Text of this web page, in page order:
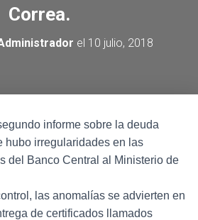
Correa.
el 10 julio, 2018
informe sobre la deuda
hubo irregularidades en las
del Banco Central al Ministerio de
las anomalías se advierten en
de certificados llamados